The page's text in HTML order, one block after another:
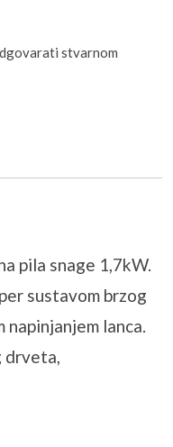
stvarnom
pila snage 1,7kW.
sustavom brzog
napinjanjem lanca.
drveta,